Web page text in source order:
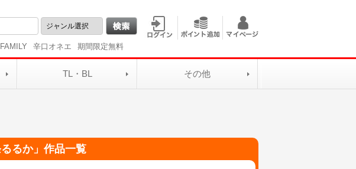
辛口オネエ 期間限定無料
TL・BL その他
るか」作品一覧